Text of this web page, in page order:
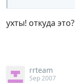
ухты! откуда это?
rrteam
Sep 2007